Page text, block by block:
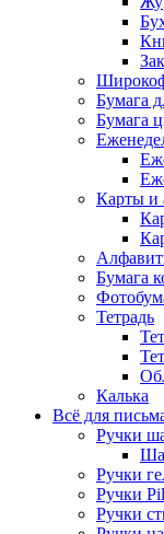
Бумага
Бумага
Карты и
Бумага
Тетрадь
Калька
Всё для
Ручки
Ручки
Ручки
Ручки